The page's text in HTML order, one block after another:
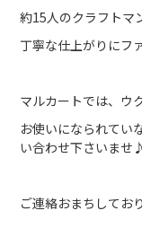
約15人のクラフトマ
丁寧な仕上がりにフ
マルカートでは、ウ
お使いになられてい
い合わせ下さいませ♪
ご連絡おまちしてお